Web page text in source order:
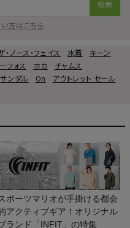
検索
方はこちら
・ノース・フェイス 水着
キーン
フォス ホカ
チャムス
サンダル On
アウトレット セール
ポーツマリオが手掛ける都会
アクティブギア！オリジナル
ランド「INFIT」の特集